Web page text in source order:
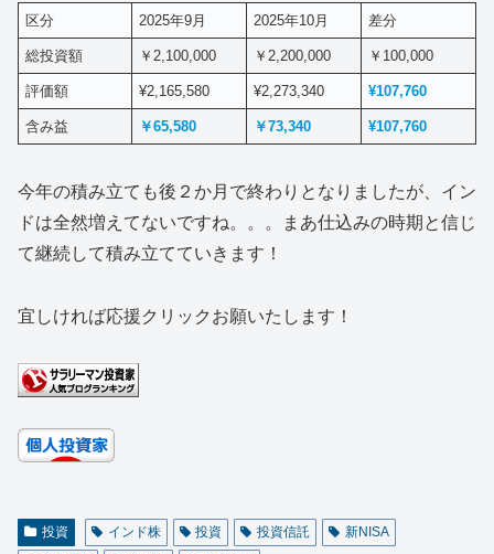
区分 2025年9月 2025年10月 差分
総投資額 ￥2,100,000 ￥2,200,000 ￥100,000
評価額 ¥2,165,580 ¥2,273,340 ¥107,760
含み益 ￥65,580 ￥73,340 ¥107,760
今年の積み立ても後２か月で終わりとなりましたが、イン
ドは全然増えてないですね。。。まあ仕込みの時期と信じ
て継続して積み立てていきます！
宜しければ応援クリックお願いたします！
投資 インド株 投資 投資信託
新NISA